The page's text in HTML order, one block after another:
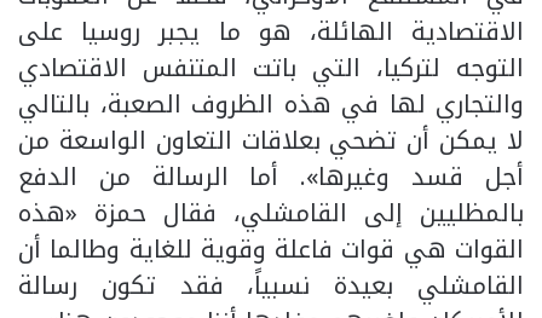
الاقتصادية الهائلة، هو ما يجبر روسيا على
التوجه لتركيا، التي باتت المتنفس الاقتصادي
والتجاري لها في هذه الظروف الصعبة، بالتالي
لا يمكن أن تضحي بعلاقات التعاون الواسعة من
أجل قسد وغيرها». أما الرسالة من الدفع
بالمظليين إلى القامشلي، فقال حمزة «هذه
القوات هي قوات فاعلة وقوية للغاية وطالما أن
القامشلي بعيدة نسبياً، فقد تكون رسالة